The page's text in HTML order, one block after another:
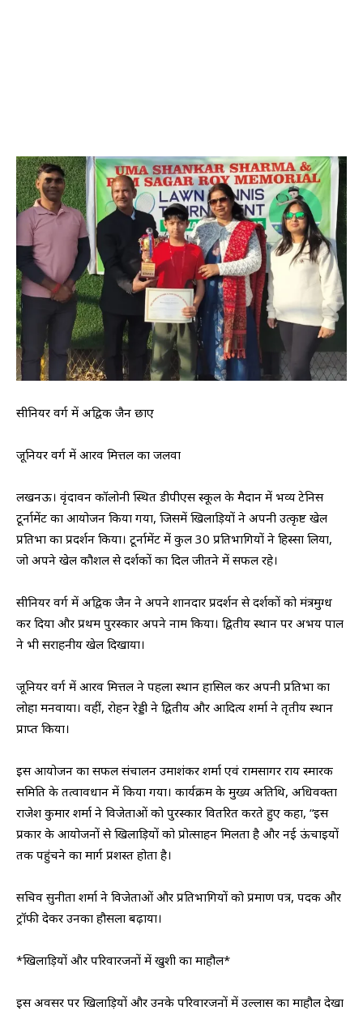
सीनियर वर्ग में अद्विक जैन छाए
जूनियर वर्ग में आरव मित्तल का जलवा
लखनऊ। वृंदावन कॉलोनी स्थित डीपीएस स्कूल के मैदान में भव्य टेनिस
टूर्नामेंट का आयोजन किया गया, जिसमें खिलाड़ियों ने अपनी उत्कृष्ट खेल
प्रतिभा का प्रदर्शन किया। टूर्नामेंट में कुल 30 प्रतिभागियों ने हिस्सा लिया,
जो अपने खेल कौशल से दर्शकों का दिल जीतने में सफल रहे।
सीनियर वर्ग में अद्विक जैन ने अपने शानदार प्रदर्शन से दर्शकों को मंत्रमुग्ध
कर दिया और प्रथम पुरस्कार अपने नाम किया। द्वितीय स्थान पर अभय पाल
ने भी सराहनीय खेल दिखाया।
जूनियर वर्ग में आरव मित्तल ने पहला स्थान हासिल कर अपनी प्रतिभा का
लोहा मनवाया। वहीं, रोहन रेड्डी ने द्वितीय और आदित्य शर्मा ने तृतीय स्थान
प्राप्त किया।
इस आयोजन का सफल संचालन उमाशंकर शर्मा एवं रामसागर राय स्मारक
समिति के तत्वावधान में किया गया। कार्यक्रम के मुख्य अतिथि, अधिवक्ता
राजेश कुमार शर्मा ने विजेताओं को पुरस्कार वितरित करते हुए कहा, “इस
प्रकार के आयोजनों से खिलाड़ियों को प्रोत्साहन मिलता है और नई ऊंचाइयों
तक पहुंचने का मार्ग प्रशस्त होता है।
सचिव सुनीता शर्मा ने विजेताओं और प्रतिभागियों को प्रमाण पत्र, पदक और
ट्रॉफी देकर उनका हौसला बढ़ाया।
*खिलाड़ियों और परिवारजनों में खुशी का माहौल*
इस अवसर पर खिलाड़ियों और उनके परिवारजनों में उल्लास का माहौल देखा